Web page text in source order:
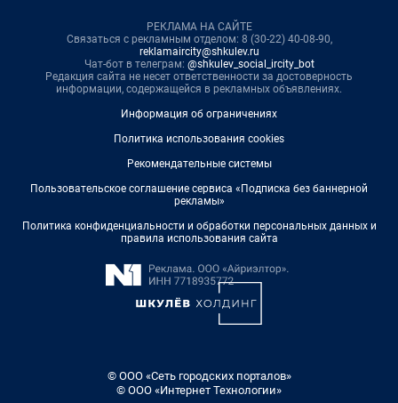
РЕКЛАМА НА САЙТЕ
Связаться с рекламным отделом: 8 (30-22) 40-08-90,
reklamaircity@shkulev.ru
Чат-бот в телеграм: @shkulev_social_ircity_bot
Редакция сайта не несет ответственности за достоверность
информации, содержащейся в рекламных объявлениях.
Информация об ограничениях
Политика использования cookies
Рекомендательные системы
Пользовательское соглашение сервиса «Подписка без баннерной
рекламы»
Политика конфиденциальности и обработки персональных данных и
правила использования сайта
© ООО «Сеть городских порталов»
© ООО «Интернет Технологии»